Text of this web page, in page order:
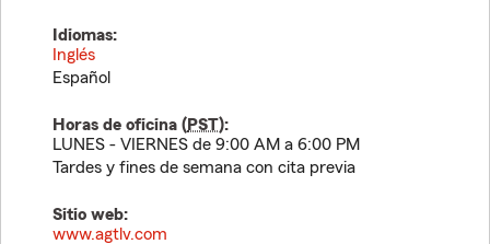
Idiomas:
Inglés
Español
Horas de oficina (PST):
LUNES - VIERNES de 9:00 AM a 6:00 PM
Tardes y fines de semana con cita previa
Sitio web:
www.agtlv.com